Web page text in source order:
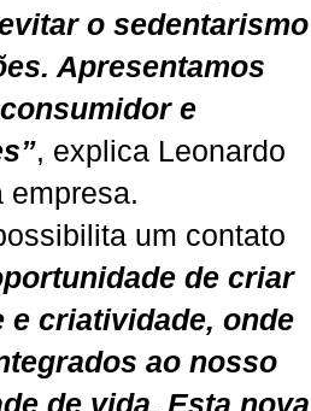
o sedentarismo
Apresentamos
e
, explica Leonardo
empresa.
um contato
de criar
e criatividade, onde
ao nosso
de vida. Esta nova